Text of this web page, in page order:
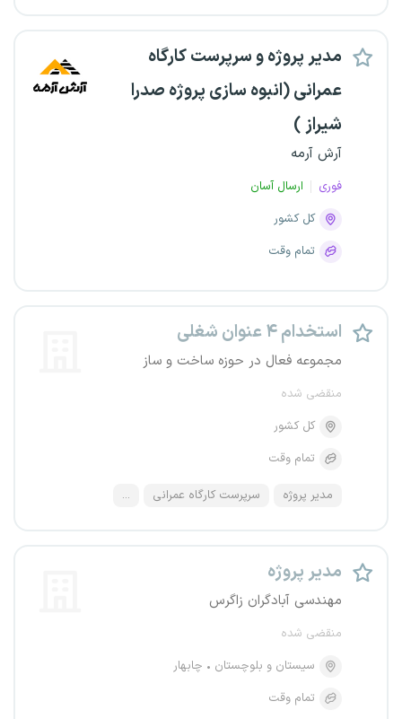
مدیر پروژه و سرپرست کارگاه
عمرانی (انبوه سازی پروژه صدرا
شیراز )
آرش آرمه
فوری
ارسال آسان
کل کشور
تمام وقت
استخدام ۴ عنوان شغلی
مجموعه فعال در حوزه ساخت و ساز
منقضی شده
کل کشور
تمام وقت
مدیر پروژه سرپرست کارگاه عمرانی ...
مدیر پروژه
مهندسی آبادگران زاگرس
منقضی شده
سیستان و بلوچستان
چابهار
تمام وقت